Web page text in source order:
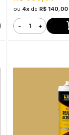
ou 4x de R$ 140,00
- +